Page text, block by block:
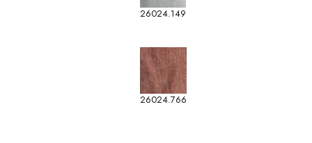
26024.149
26024.766